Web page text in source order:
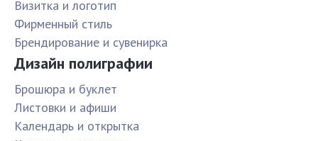
Визитка и логотип
Фирменный стиль
Брендирование и сувенирка
Дизайн полиграфии
Брошюра и буклет
Листовки и афиши
Календарь и открытка